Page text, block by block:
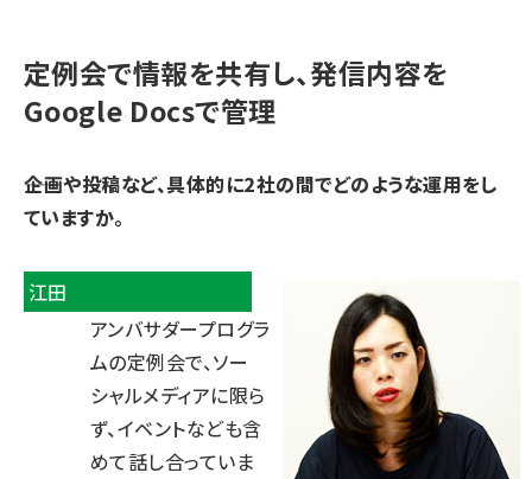
定例会で情報を共有し、発信内容を
Google Docsで管理
――企画や投稿など、具体的に2社の間でどのような運用をし
ていますか。
江田
アンバサダープログラ
ムの定例会で、ソー
シャルメディアに限ら
ず、イベントなども含
めて話し合っていま